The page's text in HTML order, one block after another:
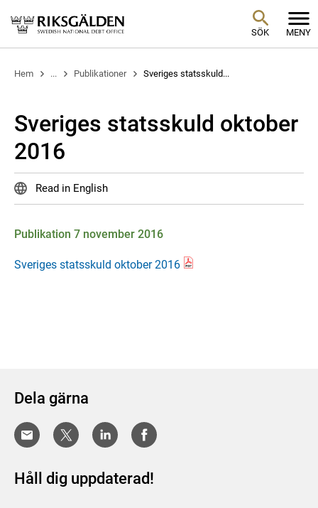
SÖK MENY
Hem ... Publikationer Sveriges statsskuld...
Sveriges statsskuld oktober
2016
Read in English
Publikation 7 november 2016
Sveriges statsskuld oktober 2016
Dela gärna
Håll dig uppdaterad!